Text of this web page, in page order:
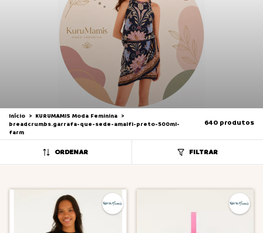
Início > KURUMAMIS Moda Feminina >
breadcrumbs.garrafa-que-sede-amalfi-preto-500ml-
farm
640 produtos
ORDENAR FILTRAR